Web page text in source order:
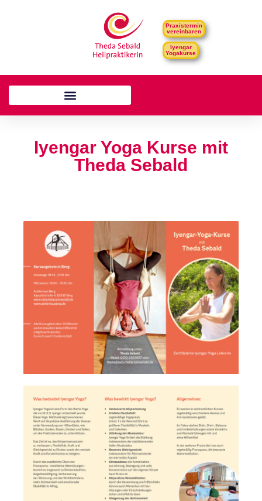
Praxistermin
vereinbaren
Iyengar
Yogakurse
Iyengar Yoga Kurse mit
Theda Sebald